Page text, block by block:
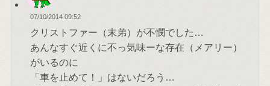
07/10/2014 09:52
クリストファー（末弟）が不憫でした…
あんなすぐ近くに不っ気味ーな存在（メアリー）
がいるのに
「車を止めて！」はないだろう…